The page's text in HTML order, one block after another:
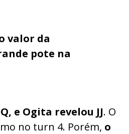
valor da
pote na
e Ogita revelou JJ. O
no turn 4. Porém, o